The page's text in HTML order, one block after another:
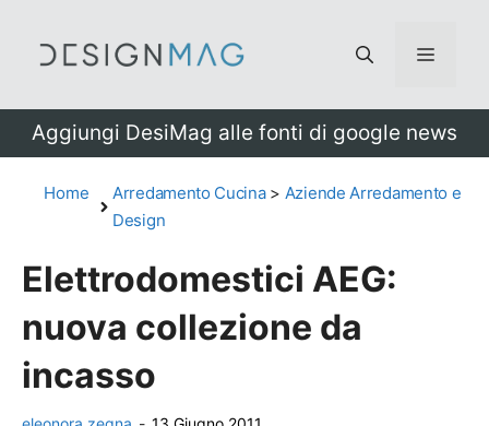
Menu
Aggiungi DesiMag alle fonti di google news
Home Arredamento Cucina> Aziende Arredamento e
Design
Elettrodomestici AEG:
nuova collezione da
incasso